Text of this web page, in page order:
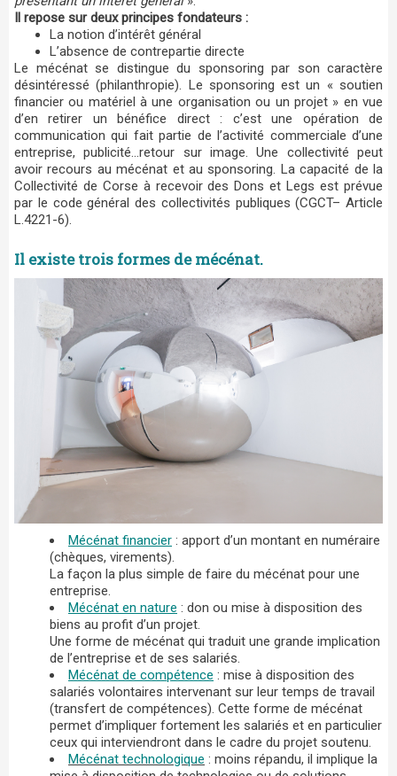
Il repose sur deux principes fondateurs :
La notion d’intérêt général
L’absence de contrepartie directe
Le mécénat se distingue du sponsoring par son caractère
désintéressé (philanthropie). Le sponsoring est un « soutien
financier ou matériel à une organisation ou un projet » en vue
d’en retirer un bénéfice direct : c’est une opération de
communication qui fait partie de l’activité commerciale d’une
entreprise, publicité…retour sur image. Une collectivité peut
avoir recours au mécénat et au sponsoring. La capacité de la
Collectivité de Corse à recevoir des Dons et Legs est prévue
par le code général des collectivités publiques (CGCT– Article
L.4221-6).
Il existe trois formes de mécénat.
Mécénat financier : apport d’un montant en numéraire
(chèques, virements).
La façon la plus simple de faire du mécénat pour une
entreprise.
Mécénat en nature : don ou mise à disposition des
biens au profit d’un projet.
Une forme de mécénat qui traduit une grande implication
de l’entreprise et de ses salariés.
Mécénat de compétence : mise à disposition des
salariés volontaires intervenant sur leur temps de travail
(transfert de compétences). Cette forme de mécénat
permet d’impliquer fortement les salariés et en particulier
ceux qui interviendront dans le cadre du projet soutenu.
Mécénat technologique : moins répandu, il implique la